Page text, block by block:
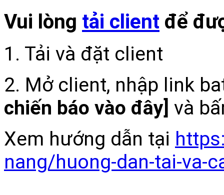
Vui lòng tải client để
1. Tải và đặt client
2. Mở client, nhập link
chiến báo vào đây] và
Xem hướng dẫn tại
nang/huong-dan-tai-va-